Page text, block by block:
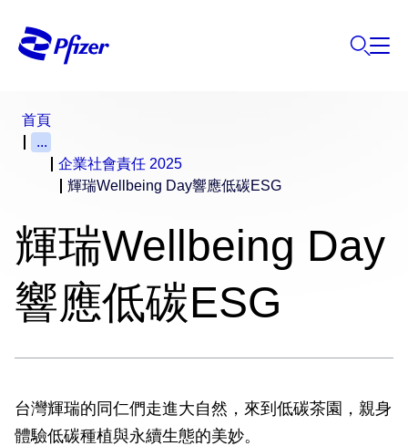
首頁
...
企業社會責任 2025
輝瑞Wellbeing Day響應低碳ESG
輝瑞Wellbeing Day
響應低碳ESG
台灣輝瑞的同仁們走進大自然，來到低碳茶園，親身
體驗低碳種植與永續生態的美妙。